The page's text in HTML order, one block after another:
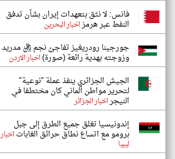
فانس: لا نثق بتعهدات إيران بشأن تدفق
النفط عبر هرمزاخبار البحرين
جورجينا رودريغيز تفاجئ نجم ريال مدريد
وزوجته بهدية رائعة (صورة)اخبار الاردن
الجيش الجزائري ينفذ عملة "نوعية"
لتحرير مواطن ألماني كان مختطفا في
النيجراخبار الجزائر
إندونيسيا تغلق جميع الطرق إلى جبل
برومو مع اتساع نطاق حرائق الغاباتاخبار
ليبيا